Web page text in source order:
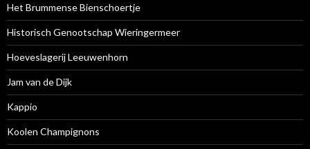
Het Brummense Bienschoertje
Historisch Genootschap Wieringermeer
Hoeveslagerij Leeuwenhorn
Jam van de Dijk
Kappio
Koolen Champignons